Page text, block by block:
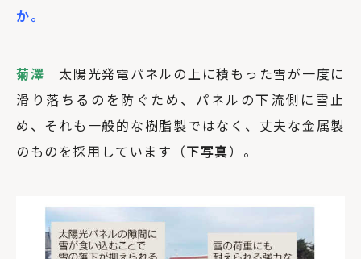
か。
菊澤 太陽光発電パネルの上に積もった雪が一度に
滑り落ちるのを防ぐため、パネルの下流側に雪止
め、それも一般的な樹脂製ではなく、丈夫な金属製
のものを採用しています（下写真）。